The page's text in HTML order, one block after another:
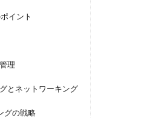
イント
理
とネットワーキング
グの戦略